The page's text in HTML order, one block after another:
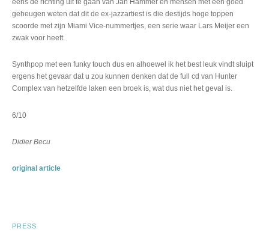
eens de richting uit te gaan van Jan Hammer en mensen met een goed
geheugen weten dat dit de ex-jazzartiest is die destijds hoge toppen
scoorde met zijn Miami Vice-nummertjes, een serie waar Lars Meijer een
zwak voor heeft.
Synthpop met een funky touch dus en alhoewel ik het best leuk vindt sluipt
ergens het gevaar dat u zou kunnen denken dat de full cd van Hunter
Complex van hetzelfde laken een broek is, wat dus niet het geval is.
6/10
Didier Becu
original article
PRESS